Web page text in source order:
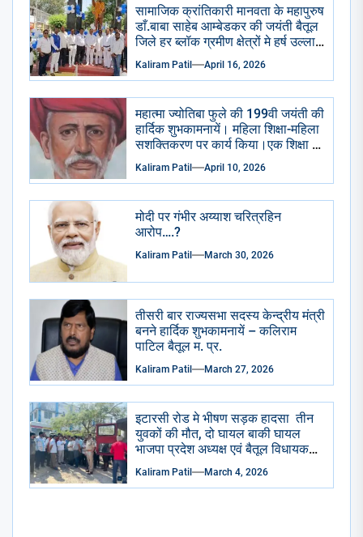
सामाजिक क्रांतिकारी मानवता के महापुरुष
डाँ.बाबा साहेब आम्बेडकर की जयंती बैतूल
जिले हर ब्लॉक ग्रमीण क्षेत्रों मे हर्ष उल्लास
से मनाई गई सभी सामाजिक राजनैतिक
प्रमुख संगठन भाजपा आप कांग्रेसीयो ने
अभिवादन किया . केक काटा गया ढोल
ढमाके साथ रैली निकाली गई।
Kaliram Patil April 16, 2026
महात्मा ज्योतिबा फुले की 199वी जयंती की
हार्दिक शुभकामनायें। महिला शिक्षा-महिला
सशक्तिकरण पर कार्य किया।एक शिक्षा के
अभाव मे शुद्रो का पतन हुआ है।
Kaliram Patil April 10, 2026
मोदी पर गंभीर अय्याश चरित्रहिन
आरोप….?
Kaliram Patil March 30, 2026
तीसरी बार राज्यसभा सदस्य केन्द्रीय मंत्री
बनने हार्दिक शुभकामनायें – कलिराम
पाटिल बैतूल म. प्र.
Kaliram Patil March 27, 2026
इटारसी रोड मे भीषण सड़क हादसा तीन
युवकों की मौत, दो घायल बाकी घायल
भाजपा प्रदेश अध्यक्ष एवं बैतूल विधायक
हेमंत खंडेलवाल ने जिला अस्पताल
पहुंचकर जताया शोक घायलों के समुचित
Kaliram Patil March 4, 2026